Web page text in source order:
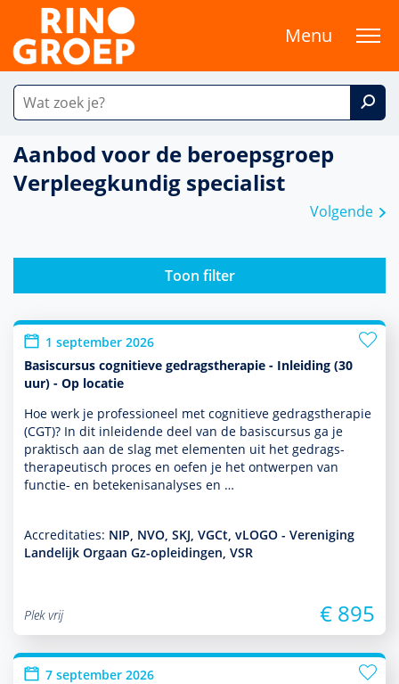
Menu
Aanbod voor de beroepsgroep
Verpleegkundig specialist
Volgende
Toon filter
1 september 2026
Basiscursus cognitieve gedragstherapie - Inleiding (30
uur) - Op locatie
Hoe werk je professioneel met cogni­tieve gedrags­thera­pie
(CGT)? In dit inleidende deel van de basis­cursus ga je
prak­tisch aan de slag met elementen uit het gedrags­
thera­peu­tisch proces en oefen je het ontwerpen van
functie- en bete­kenisanalyses en …
Accreditaties: NIP, NVO, SKJ, VGCt, vLOGO - Vereniging
Landelijk Orgaan Gz-opleidingen, VSR
Plek vrij € 895
7 september 2026